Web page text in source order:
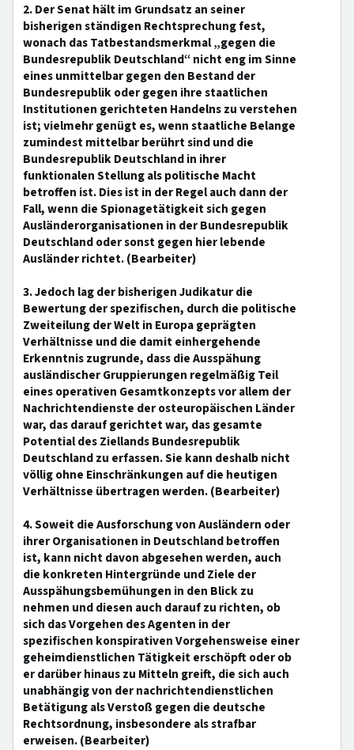
2. Der Senat hält im Grundsatz an seiner
bisherigen ständigen Rechtsprechung fest,
wonach das Tatbestandsmerkmal „gegen die
Bundesrepublik Deutschland“ nicht eng im Sinne
eines unmittelbar gegen den Bestand der
Bundesrepublik oder gegen ihre staatlichen
Institutionen gerichteten Handelns zu verstehen
ist; vielmehr genügt es, wenn staatliche Belange
zumindest mittelbar berührt sind und die
Bundesrepublik Deutschland in ihrer
funktionalen Stellung als politische Macht
betroffen ist. Dies ist in der Regel auch dann der
Fall, wenn die Spionagetätigkeit sich gegen
Ausländerorganisationen in der Bundesrepublik
Deutschland oder sonst gegen hier lebende
Ausländer richtet. (Bearbeiter)
3. Jedoch lag der bisherigen Judikatur die
Bewertung der spezifischen, durch die politische
Zweiteilung der Welt in Europa geprägten
Verhältnisse und die damit einhergehende
Erkenntnis zugrunde, dass die Ausspähung
ausländischer Gruppierungen regelmäßig Teil
eines operativen Gesamtkonzepts vor allem der
Nachrichtendienste der osteuropäischen Länder
war, das darauf gerichtet war, das gesamte
Potential des Ziellands Bundesrepublik
Deutschland zu erfassen. Sie kann deshalb nicht
völlig ohne Einschränkungen auf die heutigen
Verhältnisse übertragen werden. (Bearbeiter)
4. Soweit die Ausforschung von Ausländern oder
ihrer Organisationen in Deutschland betroffen
ist, kann nicht davon abgesehen werden, auch
die konkreten Hintergründe und Ziele der
Ausspähungsbemühungen in den Blick zu
nehmen und diesen auch darauf zu richten, ob
sich das Vorgehen des Agenten in der
spezifischen konspirativen Vorgehensweise einer
geheimdienstlichen Tätigkeit erschöpft oder ob
er darüber hinaus zu Mitteln greift, die sich auch
unabhängig von der nachrichtendienstlichen
Betätigung als Verstoß gegen die deutsche
Rechtsordnung, insbesondere als strafbar
erweisen. (Bearbeiter)